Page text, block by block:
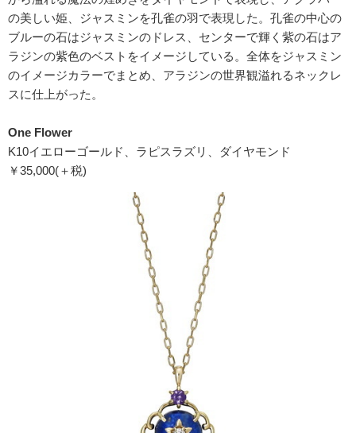
の美しい姫、ジャスミンを孔雀の羽で表現した。孔雀の中心の
ブルーの石はジャスミンのドレス、センターで輝く紫の石はア
ラジンの紫色のベストをイメージしている。全体をジャスミン
のイメージカラーでまとめ、アラジンの世界観溢れるネックレ
スに仕上がった。
One Flower
K10イエローゴールド、ラピスラズリ、ダイヤモンド
￥35,000(＋税)